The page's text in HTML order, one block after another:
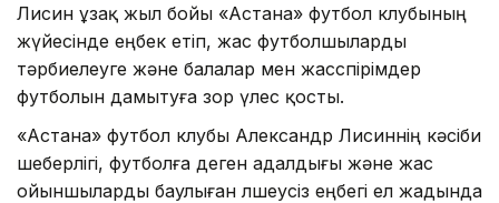
Лисин ұзақ жыл бойы «Астана» футбол клубының
жүйесінде еңбек етіп, жас футболшыларды
тәрбиелеуге және балалар мен жасөспірімдер
футболын дамытуға зор үлес қосты.
«Астана» футбол клубы Александр Лисиннің кәсіби
шеберлігі, футболға деген адалдығы және жас
ойыншыларды баулыған өлшеусіз еңбегі ел жадында